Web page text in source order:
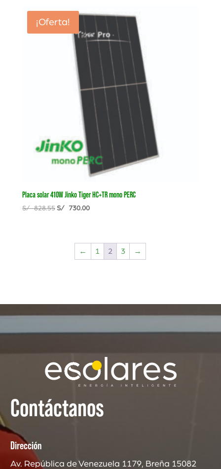
¡Oferta!
Placa solar 410W Jinko Tiger HC+TR mono PERC
S/828.55 El
S/ 828.55.
S/730.00El
es:
S/ 730.00.
← 1 2 3 →
Contáctanos
Dirección
Av. República de Venezuela 1179, Breña 15082